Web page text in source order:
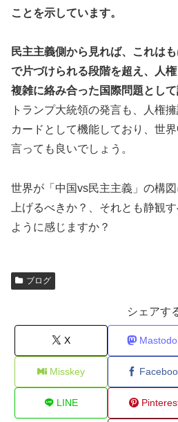
ことを示しています。
民主主義側から見れば、これは
で片づけられる段階を超え、人
複雑に絡み合った国際問題として
トランプ大統領の発言も、人権
カードとして機能しており、世
言っても良いでしょう。
世界が「中国vs民主主義」の構
上げるべきか？、それとも静観
ように感じますか？
ブログ
シェアす
X
Misskey
LINE